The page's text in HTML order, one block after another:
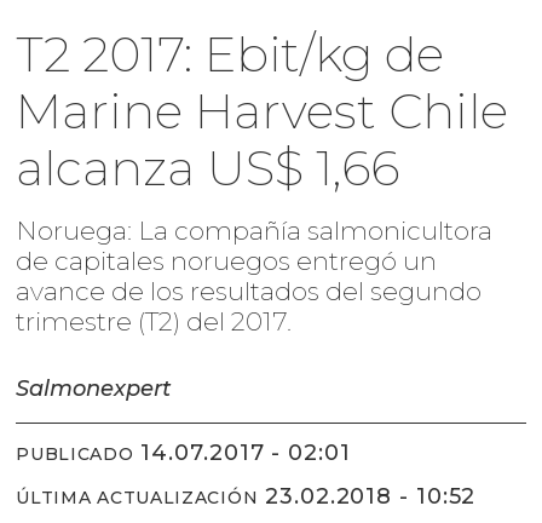
T2 2017: Ebit/kg de
Marine Harvest Chile
alcanza US$ 1,66
Noruega: La compañía salmonicultora
de capitales noruegos entregó un
avance de los resultados del segundo
trimestre (T2) del 2017.
Salmonexpert
PUBLICADO 14.07.2017 - 02:01
ÚLTIMA ACTUALIZACIÓN 23.02.2018 - 10:52